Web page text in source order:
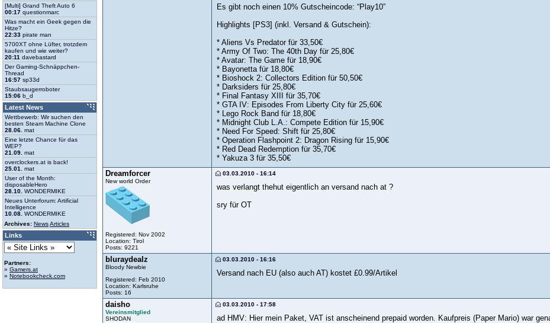
Es gibt noch einen 10% Gutscheincode: “Play10”
Highlights [PS3] (inkl. Versand & Gutschein):
* Aliens Vs Predator für 33,50€
* Army Of Two: The 40th Day für 25,80€
* Avatar: The Game für 18,90€
* Bayonetta für 18,80€
* Bioshock 2: Collectors Edition für 50,50€
* Darksiders für 25,80€
* Final Fantasy XIII für 35,70€
* GTA IV: Episodes From Liberty City für 25,60€
* Lego Rock Band für 18,80€
* Midnight Club L.A.: Compete Edition für 15,90€
* Need For Speed: Shift für 25,80€
* Operation Flashpoint 2: Dragon Rising für 15,90€
* Red Dead Redemption für 35,70€
* Yakuza 3 für 35,50€
Dreamforcer
New world Order
Registered: Nov 2002
Location: Tirol
Posts: 9221
03.03.2010 - 16:14
was verlangt thehut eigentlich an versand nach at ?
sry für OT
bluraydealz
Bloody Newbie
Registered: Feb 2010
Location: Karlsruhe
Posts: 16
03.03.2010 - 16:16
Versand nach EU (also auch AT) kostet £0.99/Artikel
daisho
Vereinsmitglied
SHODAN
03.03.2010 - 17:58
ad HMV: Hier mein Paket, VAT ist anscheinend prepaid worden. Kaufpreis (Paper Mario) war
[Multi] Grand Theft Auto 6
00:17 questionmarc
Was macht ein Geek gegen die
Hitze?
22:33 pirate man
5700XT ohne Lüfter, trotzdem
kaufen und wie weiter?
20:11 davebastard
Der Gaming-Schnäppchen-
Thread
16:57 sp33d
Staubsaugerroboter
15:06 b_d
Latest News
Wettbewerb: Wir suchen den
besten Steam Machine Clone
28.06. mat
Eine letzte Chance für das
WEP?
21.09. mat
overclockers.at is back!
25.01.
mat
User of the Month:
disposableHero
28.10. WONDERMIKE
Neues Unterforum: Artificial
Intelligence
10.08. WONDERMIKE
Archives: NewsArticles
Links
Partners:
» Gamers.at
» Notebookcheck.com